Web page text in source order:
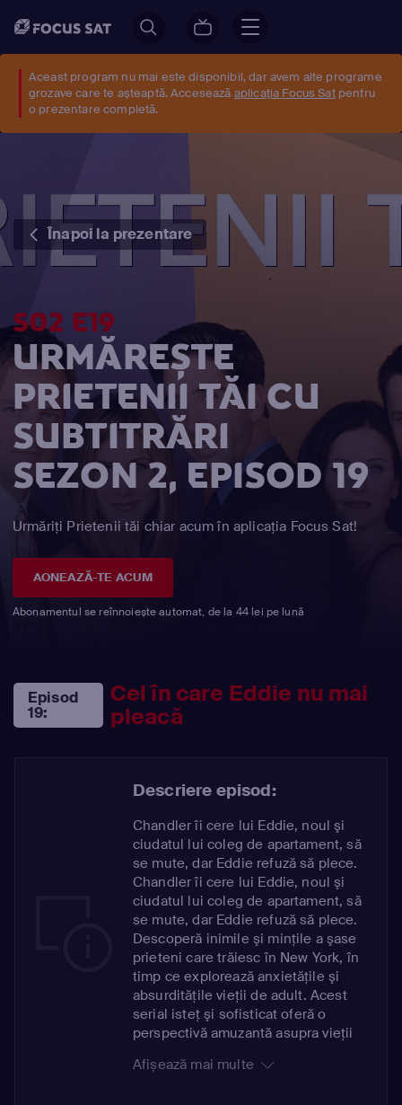
Aceast program nu mai este disponibil, dar avem alte programe
grozave care te așteaptă. Accesează aplicația Focus Satpentru
o prezentare completă.
Înapoi la prezentare
S02 E19
URMĂREȘTE
PRIETENII TĂI CU
SUBTITRĂRI
SEZON 2, EPISOD 19
Urmăriți Prietenii tăi chiar acum în aplicația Focus Sat!
AONEAZĂ-TE ACUM
Abonamentul se reînnoiește automat, de la 44 lei pe lună
Episod
19:
Cel în care Eddie nu mai
pleacă
Descriere episod:
Chandler îi cere lui Eddie, noul şi
ciudatul lui coleg de apartament, să
se mute, dar Eddie refuză să plece.
Chandler îi cere lui Eddie, noul şi
ciudatul lui coleg de apartament, să
se mute, dar Eddie refuză să plece.
Descoperă inimile şi minţile a şase
prieteni care trăiesc în New York, în
timp ce explorează anxietăţile şi
absurdităţile vieţii de adult. Acest
serial isteţ şi sofisticat oferă o
perspectivă amuzantă asupra vieţii
Aşa cum Rachel, Monica, Phoebe,
Afișează mai multe